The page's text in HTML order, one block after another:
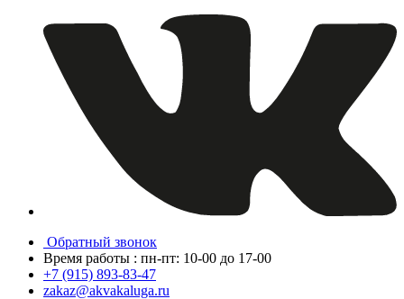
Обратный звонок
Время работы : пн-пт: 10-00 до 17-00
+7 (915) 893-83-47
zakaz@akvakaluga.ru